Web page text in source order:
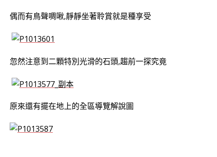
偶而有鳥聲啁啾,靜靜坐著聆賞就是種享受
忽然注意到二顆特別光滑的石頭,趨前一探究竟
原來還有擺在地上的全區導覽解說圖